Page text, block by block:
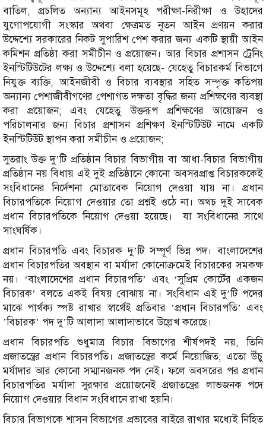
বাতিল, প্রচলিত অন্যান্য আইনসমূহ পরীক্ষা-নিরীক্ষা ও উহাদের
যুগোপযোগী সংস্কার অথবা ক্ষেত্রমত নূতন আইন প্রণয়ন করার
উদ্দেশ্যে সরকারের নিকট সুপারিশ পেশ করার জন্য একটি স্থায়ী আইন
কমিশন প্রতিষ্ঠা করা সমীচীন ও প্রয়োজন। আর বিচার প্রশাসন ট্রেনিং
ইনস্টিটিউটের লক্ষ্য ও উদ্দেশ্যে বলা হয়েছে- যেহেতু বিচারকর্ম বিভাগে
নিযুক্ত ব্যক্তি, আইনজীবী ও বিচার ব্যবস্থার সহিত সম্পৃক্ত কতিপয়
অন্যান্য পেশাজীবীগণের পেশাগত দক্ষতা বৃদ্ধির জন্য প্রশিক্ষণের ব্যবস্থা
করা প্রয়োজন; এবং যেহেতু উক্তরূপ প্রশিক্ষণের আয়োজন ও
পরিচালনার জন্য বিচার প্রশাসন প্রশিক্ষণ ইনস্টিটিউট নামে একটি
ইনস্টিটিউট স্থাপন করা সমীচীন ও প্রয়োজন;
সুতরাং উক্ত দু’টি প্রতিষ্ঠান বিচার বিভাগীয় বা আধা-বিচার বিভাগীয়
প্রতিষ্ঠান নয় বিধায় এই দুই প্রতিষ্ঠানে কোনো অবসরপ্রাপ্ত বিচারককেই
সংবিধানের নির্দেশনা মোতাবেক নিয়োগ দেওয়া যায় না। প্রধান
বিচারপতিকে নিয়োগ দেওয়ার তো প্রশ্নই ওঠে না। অথচ দুই সাবেক
প্রধান বিচারপতিকে নিয়োগ দেওয়া হয়েছে। যা সংবিধানের সাথে
সাংঘর্ষিক।
প্রধান বিচারপতি এবং বিচারক দু’টি সম্পূর্ণ ভিন্ন পদ। বাংলাদেশের
প্রধান বিচারপতির অবস্থান বা মর্যাদা কোনোক্রমেই বিচারকের সমকক্ষ
নয়। ‘বাংলাদেশের প্রধান বিচারপতি’ এবং ‘সুপ্রিম কোর্টের একজন
বিচারক’ বলতে একই বিষয় বোঝায় না। সংবিধান এই দু’টি পদের
মাঝে পার্থক্য স্পষ্ট রাখার স্বার্থেই প্রতিবার ’প্রধান বিচারপতি’ এবং
’বিচারক’ পদ দু’টি আলাদা আলাদাভাবে উল্লেখ করেছে।
প্রধান বিচারপতি শুধুমাত্র বিচার বিভাগের শীর্ষপদই নয়, তিনি
প্রজাতন্ত্রের প্রধান বিচারপতি। প্রজাতন্ত্রের কর্মে নিয়োজিত; এতো উঁচু
মর্যাদার আর কোনো সম্মানজনক পদ নেই। ফলে অবসরের পর প্রধান
বিচারপতির মর্যাদা সুরক্ষার প্রয়োজনেই প্রজাতন্ত্রের লাভজনক পদে
নিয়োগ দেওয়ার বিধান সংবিধানে রাখা হয়নি।
বিচার বিভাগকে শাসন বিভাগের প্রভাবের বাইরে রাখার মধ্যেই নিহিত